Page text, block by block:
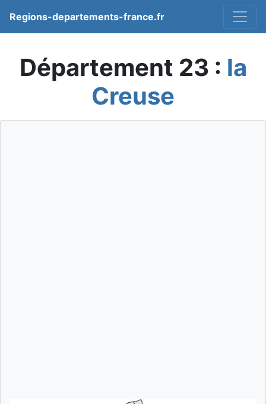
Regions-departements-france.fr
Département 23 : la
Creuse